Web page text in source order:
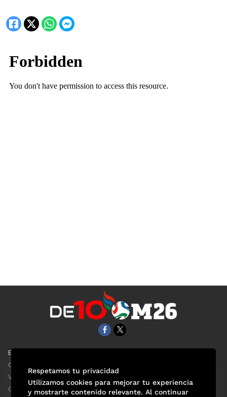
EL UNIVERSAL
Clase
ViveUSA
Confabulario
Respetamos tu privacidad
Utilizamos cookies para mejorar tu experiencia
y mostrarte contenido relevante. Al continuar